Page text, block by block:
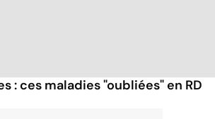
: ces maladies "oubliées" en RD